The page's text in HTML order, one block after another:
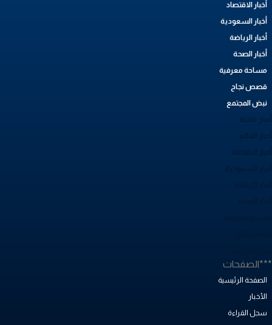
أخبار الاقتصاد
أخبار السعودية
أخبار الرياضة
أخبار الصحة
مساحة معرفية
قصص نجاح
نبض المجتمع
عاجلة
العالم
الاقتصاد
الصفحة الرئيسية
الأخبار
سجل القراءة